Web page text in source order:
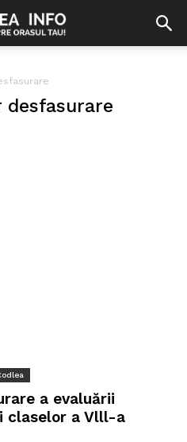
desfasurare
a evaluării
claselor a Vlll-a